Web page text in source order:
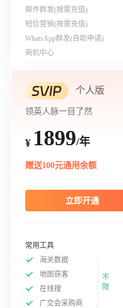
邮件群发(按需充值)
短信营销(按需充值)
WhatsApp群发(自助申请)
商机中心
个人版
领英人脉一目了然
¥ 1899/年
赠送100元通用余额
立即开通
常用工具
海关数据
地图获客
在线搜
广交会采购商
不
限